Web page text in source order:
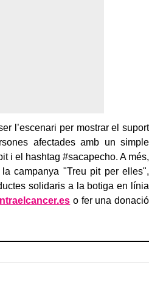
l’escenari per mostrar el suport
afectades amb un simple
i el hashtag #sacapecho. A més,
campanya "Treu pit per elles",
solidaris a la botiga en línia
es o fer una donació